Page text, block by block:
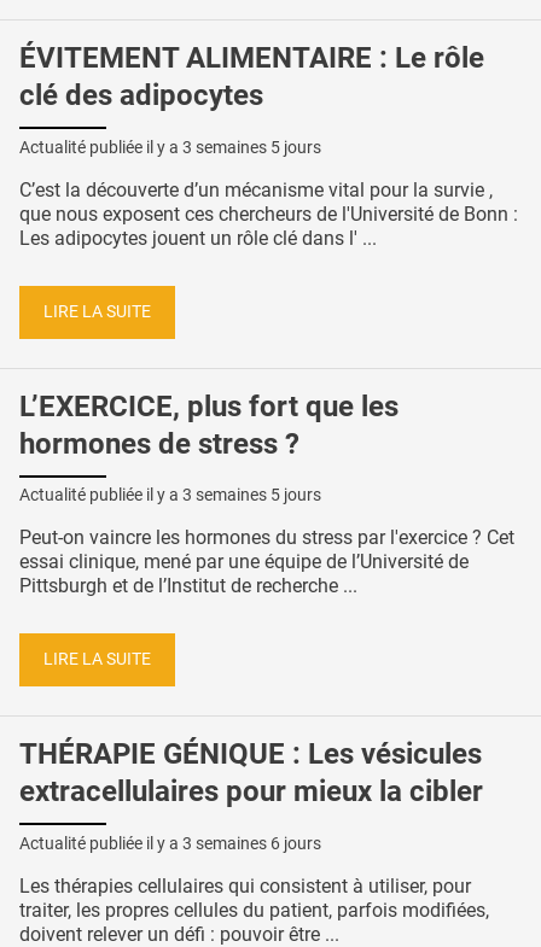
ÉVITEMENT ALIMENTAIRE : Le rôle
clé des adipocytes
Actualité publiée il y a 3 semaines 5 jours
C’est la découverte d’un mécanisme vital pour la survie ,
que nous exposent ces chercheurs de l'Université de Bonn :
Les adipocytes jouent un rôle clé dans l' ...
LIRE LA SUITE
L’EXERCICE, plus fort que les
hormones de stress ?
Actualité publiée il y a 3 semaines 5 jours
Peut-on vaincre les hormones du stress par l'exercice ? Cet
essai clinique, mené par une équipe de l’Université de
Pittsburgh et de l’Institut de recherche ...
LIRE LA SUITE
THÉRAPIE GÉNIQUE : Les vésicules
extracellulaires pour mieux la cibler
Actualité publiée il y a 3 semaines 6 jours
Les thérapies cellulaires qui consistent à utiliser, pour
traiter, les propres cellules du patient, parfois modifiées,
doivent relever un défi : pouvoir être ...